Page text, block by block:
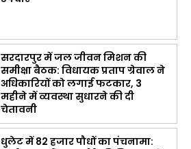
सरदारपुर में जल जीवन मिशन की
समीक्षा बैठक: विधायक प्रताप ग्रेवाल ने
अधिकारियों को लगाई फटकार, 3
महीने में व्यवस्था सुधारने की दी
चेतावनी
धुलेट में 82 हजार पौधों का पंचनामा: